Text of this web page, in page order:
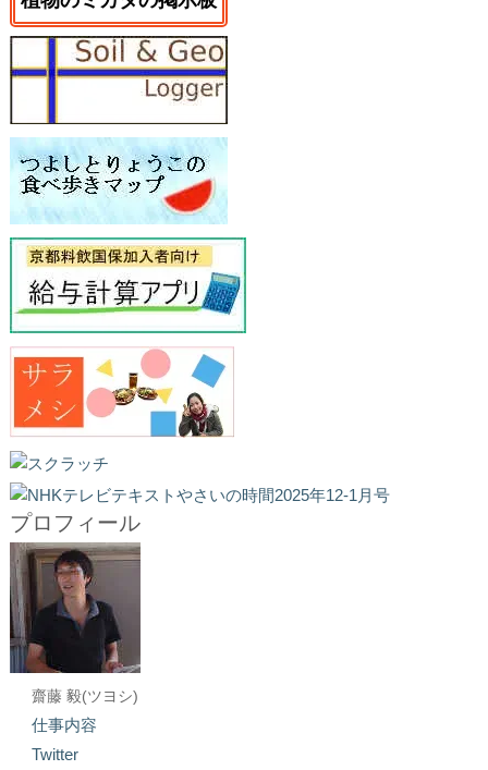
プロフィール
齋藤 毅(ツヨシ)
仕事内容
Twitter